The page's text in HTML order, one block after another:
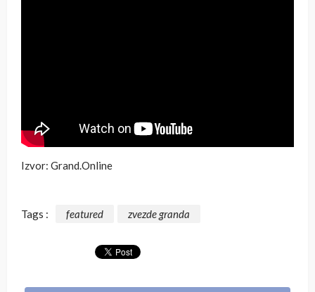
Izvor: Grand.Online
Tags : featured zvezde granda